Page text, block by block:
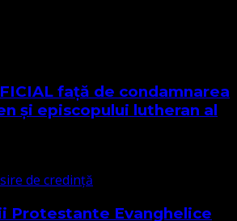
față de condamnarea
și episcopului lutheran al
de credință
Protestante Evanghelice